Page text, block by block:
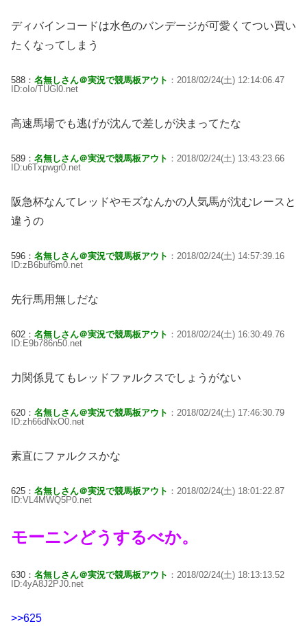
ディバインコードは水色のバンデージが可愛くてつい買い
たくなってしまう
588： 名無しさん＠実況で競馬板アウト ：2018/02/24(土) 12:14:06.47
ID:oIo/TUGl0.net
高速馬場でも逃げが沈んで差しが決まってたな
589： 名無しさん＠実況で競馬板アウト ：2018/02/24(土) 13:43:23.66
ID:u6Txpwgr0.net
阪急杯なんてレッドやモズなんかの人気馬が沈むレースと
違うの
596： 名無しさん＠実況で競馬板アウト ：2018/02/24(土) 14:57:39.16
ID:zB6buf6m0.net
先行馬用無しだな
602： 名無しさん＠実況で競馬板アウト ：2018/02/24(土) 16:30:49.76
ID:E9b786n50.net
力関係見てもレッドファルクスでしょうがない
620： 名無しさん＠実況で競馬板アウト ：2018/02/24(土) 17:46:30.79
ID:zh66dNxO0.net
素直にファルクスかな
625： 名無しさん＠実況で競馬板アウト ：2018/02/24(土) 18:01:22.87
ID:VL4MWQ5P0.net
モーニンどうするべか。
630： 名無しさん＠実況で競馬板アウト ：2018/02/24(土) 18:13:13.52
ID:4yA8J2PJ0.net
>>625